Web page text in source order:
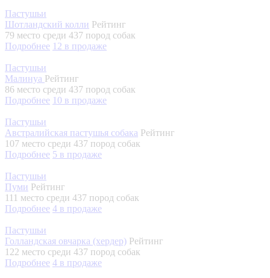
Пастушьи
Шотландский колли Рейтинг
79 место среди 437 пород собак
Подробнее 12 в продаже
Пастушьи
Малинуа Рейтинг
86 место среди 437 пород собак
Подробнее 10 в продаже
Пастушьи
Австралийская пастушья собака Рейтинг
107 место среди 437 пород собак
Подробнее 5 в продаже
Пастушьи
Пуми Рейтинг
111 место среди 437 пород собак
Подробнее 4 в продаже
Пастушьи
Голландская овчарка (хердер) Рейтинг
122 место среди 437 пород собак
Подробнее 4 в продаже